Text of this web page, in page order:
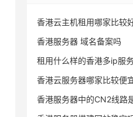
香港云主机租用哪家比较
香港服务器 域名备案吗
租用什么样的香港多ip服
香港云服务器哪家比较便
香港服务器中的CN2线路